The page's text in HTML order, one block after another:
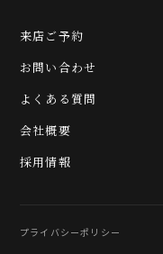
来店ご予約
お問い合わせ
よくある質問
会社概要
採用情報
プライバシーポリシー